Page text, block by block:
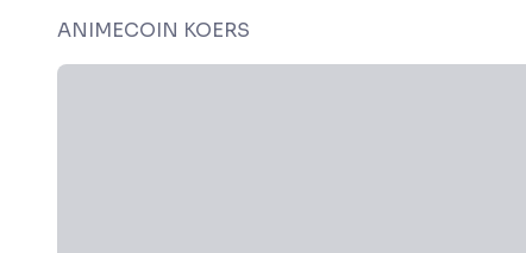
ANIMECOIN KOERS